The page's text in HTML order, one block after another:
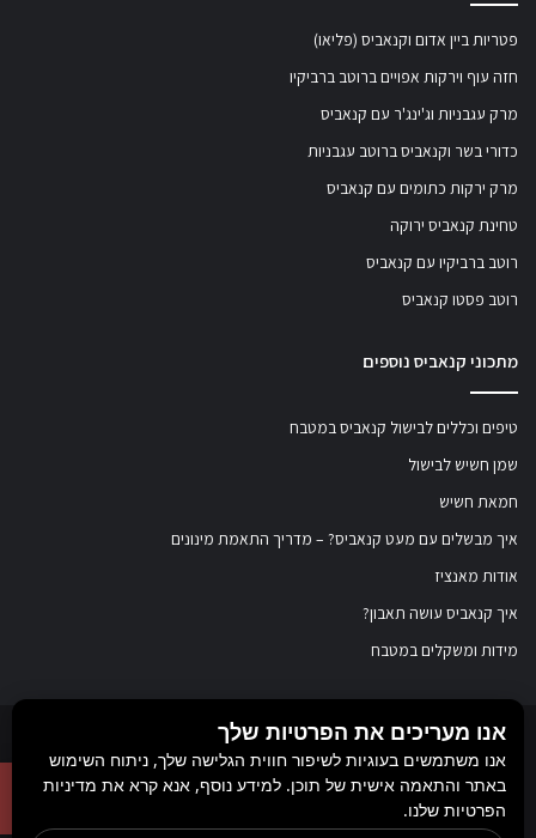
פטריות ביין אדום וקנאביס (פליאו)
חזה עוף וירקות אפויים ברוטב ברביקיו
מרק עגבניות וג'ינג'ר עם קנאביס
כדורי בשר וקנאביס ברוטב עגבניות
מרק ירקות כתומים עם קנאביס
טחינת קנאביס ירוקה
רוטב ברביקיו עם קנאביס
רוטב פסטו קנאביס
מתכוני קנאביס נוספים
טיפים וכללים לבישול קנאביס במטבח
שמן חשיש לבישול
חמאת חשיש
איך מבשלים עם מעט קנאביס? – מדריך התאמת מינונים
אודות מאנציז
איך קנאביס עושה תאבון?
מידות ומשקלים במטבח
© כל הזכויות שמורות ל
, 2017-2026. אין במידע באתר זה תחליף להוועצות עם
רופא או רוקח בטרם רכישת תכשיר והתחלת הטיפול בו. יש לעיין בעלון לצרכן לפני
השימוש בתכשיר. מומלץ להתייעץ עם הרוקח בכל הנוגע למטרות ואופן השימוש,
אנו מעריכים את הפרטיות שלך
אנו משתמשים בעוגיות לשיפור חווית הגלישה שלך, ניתוח השימוש
באתר והתאמה אישית של תוכן. למידע נוסף, אנא קרא את מדיניות
הפרטיות שלנו.